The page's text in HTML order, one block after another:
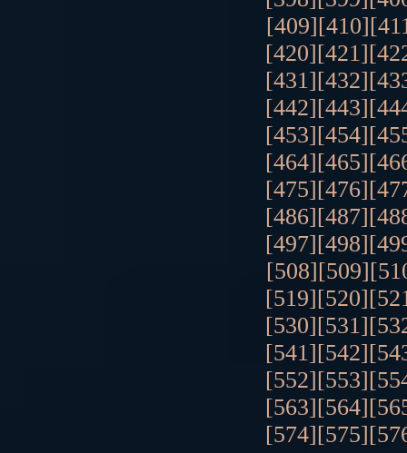
[409][410]
[420][421]
[431][432]
[442][443]
[453][454]
[464][465]
[475][476]
[486][487]
[497][498]
[508][509]
[519][520]
[530][531]
[541][542]
[552][553]
[563][564]
[574][575]